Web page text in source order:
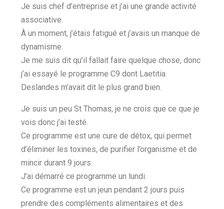
Je suis chef d’entreprise et j’ai une grande activité
associative.
À un moment, j’étais fatigué et j’avais un manque de
dynamisme.
Je me suis dit qu’il fallait faire quelque chose, donc
j’ai essayé le programme C9 dont Laetitia
Deslandes m’avait dit le plus grand bien.
Je suis un peu St Thomas, je ne crois que ce que je
vois donc j’ai testé.
Ce programme est une cure de détox, qui permet
d’éliminer les toxines, de purifier l’organisme et de
mincir durant 9 jours.
J’ai démarré ce programme un lundi.
Ce programme est un jeun pendant 2 jours puis
prendre des compléments alimentaires et des